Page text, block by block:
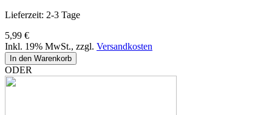
Lieferzeit: 2-3 Tage
5,99 €
Inkl. 19% MwSt., zzgl. Versandkosten
In den Warenkorb
ODER